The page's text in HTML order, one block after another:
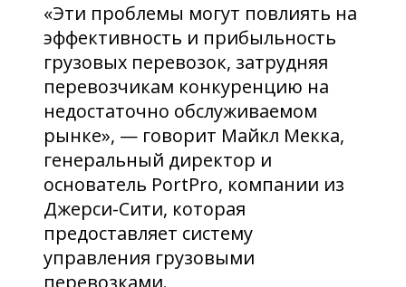
«Эти проблемы могут повлиять на
эффективность и прибыльность
грузовых перевозок, затрудняя
перевозчикам конкуренцию на
недостаточно обслуживаемом
рынке», — говорит Майкл Мекка,
генеральный директор и
основатель PortPro, компании из
Джерси-Сити, которая
предоставляет систему
управления грузовыми